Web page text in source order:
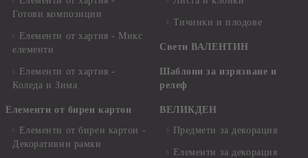
Готови композиции
Елементи от хартия - Микс
елементи
Елементи от хартия -
Коледа и Зима
Елементи от бирен картон
Елементи от бирен картон -
Декоративни рамки
Тичинки и плодове
Свети ВАЛЕНТИН
Шаблони за изрязване и
релеф
ВЕЛИКДЕН
Предмети за декорация
Елементи за декорация